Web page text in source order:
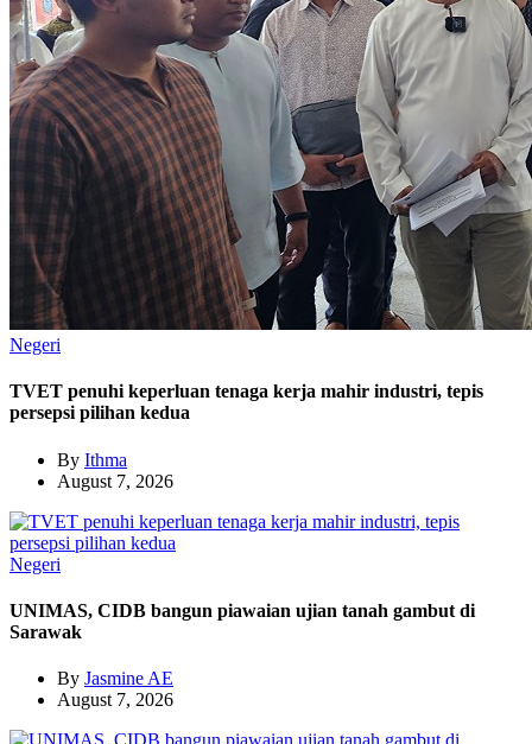
Negeri
TVET penuhi keperluan tenaga kerja mahir industri, tepis
persepsi pilihan kedua
By Ithma
August 7, 2026
Negeri
UNIMAS, CIDB bangun piawaian ujian tanah gambut di
Sarawak
By Jasmine AE
August 7, 2026